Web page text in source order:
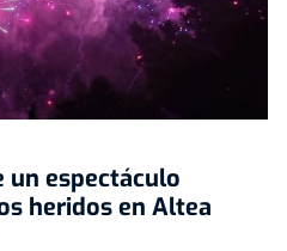
un espectáculo
heridos en Altea